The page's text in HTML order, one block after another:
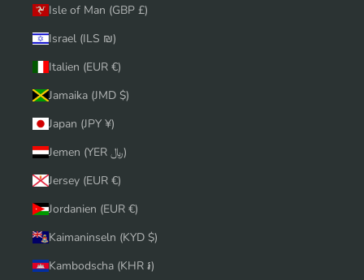
Isle of Man (GBP £)
Israel (ILS ₪)
Italien (EUR €)
Jamaika (JMD $)
Japan (JPY ¥)
Jemen (YER ﷼)
Jersey (EUR €)
Jordanien (EUR €)
Kaimaninseln (KYD $)
Kambodscha (KHR ៛)